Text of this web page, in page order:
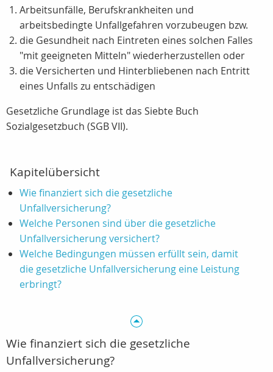
Arbeitsunfälle, Berufskrankheiten und
arbeitsbedingte Unfallgefahren vorzubeugen bzw.
die Gesundheit nach Eintreten eines solchen Falles
"mit geeigneten Mitteln" wiederherzustellen oder
die Versicherten und Hinterbliebenen nach Entritt
eines Unfalls zu entschädigen
Gesetzliche Grundlage ist das Siebte Buch
Sozialgesetzbuch (SGB VII).
Kapitelübersicht
Wie finanziert sich die gesetzliche
Unfallversicherung?
Welche Personen sind über die gesetzliche
Unfallversicherung versichert?
Welche Bedingungen müssen erfüllt sein, damit
die gesetzliche Unfallversicherung eine Leistung
erbringt?
Wie finanziert sich die gesetzliche
Unfallversicherung?